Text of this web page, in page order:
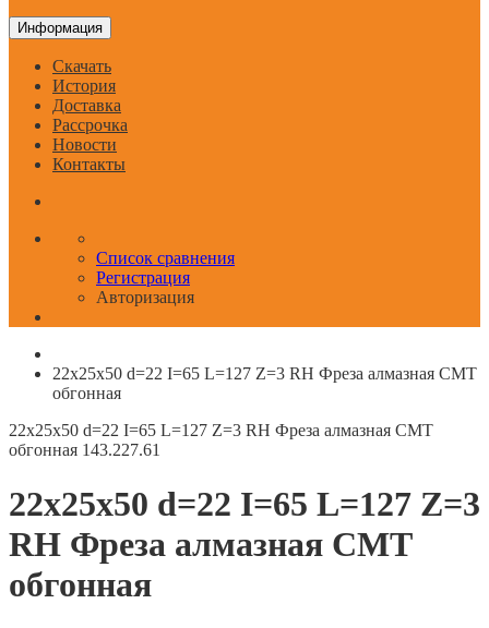
Информация
Скачать
История
Доставка
Рассрочка
Новости
Контакты
Список сравнения
Регистрация
Авторизация
22x25x50 d=22 I=65 L=127 Z=3 RH Фреза алмазная СМТ
обгонная
22x25x50 d=22 I=65 L=127 Z=3 RH Фреза алмазная СМТ
обгонная 143.227.61
22x25x50 d=22 I=65 L=127 Z=3
RH Фреза алмазная СМТ
обгонная